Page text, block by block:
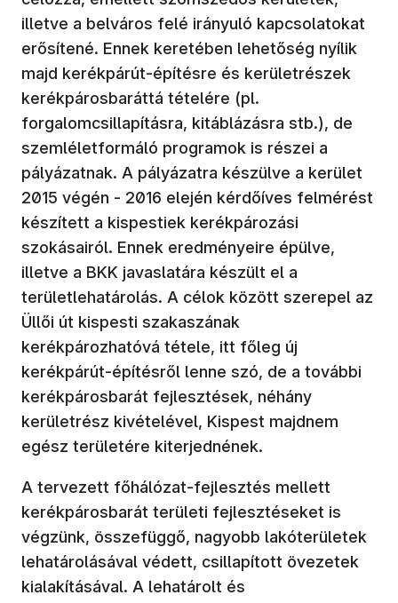
illetve a belváros felé irányuló kapcsolatokat
erősítené. Ennek keretében lehetőség nyílik
majd kerékpárút-építésre és kerületrészek
kerékpárosbaráttá tételére (pl.
forgalomcsillapításra, kitáblázásra stb.), de
szemléletformáló programok is részei a
pályázatnak. A pályázatra készülve a kerület
2015 végén - 2016 elején kérdőíves felmérést
készített a kispestiek kerékpározási
szokásairól. Ennek eredményeire épülve,
illetve a BKK javaslatára készült el a
területlehatárolás. A célok között szerepel az
Üllői út kispesti szakaszának
kerékpározhatóvá tétele, itt főleg új
kerékpárút-építésről lenne szó, de a további
kerékpárosbarát fejlesztések, néhány
kerületrész kivételével, Kispest majdnem
egész területére kiterjednének.
A tervezett főhálózat-fejlesztés mellett
kerékpárosbarát területi fejlesztéseket is
végzünk, összefüggő, nagyobb lakóterületek
lehatárolásával védett, csillapított övezetek
kialakításával. A lehatárolt és